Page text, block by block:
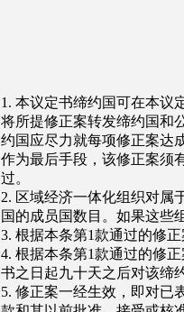
1. 本议定书缔约国可在本议
将所提修正案转发缔约国和
约国应尽力就每项修正案达
作为最后手段，该修正案须
过。
2. 区域经济一体化组织对属
国的成员国数目。如果这些
3. 根据本条第1款通过的修
4. 根据本条第1款通过的修
书之日起九十天之后对该缔
5. 修正案一经生效，即对已